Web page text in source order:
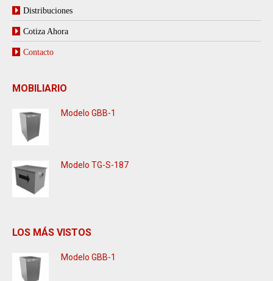
Distribuciones
Cotiza Ahora
Contacto
MOBILIARIO
Modelo GBB-1
Modelo TG-S-187
LOS MÁS VISTOS
Modelo GBB-1